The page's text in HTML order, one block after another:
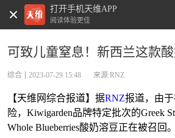
打开手机天维APP
阅读体验更佳 天维新闻
可致儿童窒息！新西兰这款
综合 2023-07-29 15:48 来源:RNZ
【天维网综合报道】据RNZ报道，由
险，Kiwigarden品牌特定批次的Greek
Whole Blueberries酸奶溶豆正在被召回。